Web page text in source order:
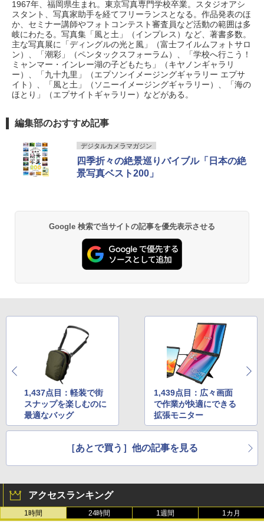
1967年、福岡県生まれ。東京写真専門学校卒業。スタジオアシ
スタント、写真家助手を経てフリーランスとなる。作品発表のほ
か、セミナー講師やフォトコンテスト審査員など活動の範囲は多
岐にわたる。写真集「風と土」（インプレス）など、著書多数。
主な写真展に「ディングルの光と風」（富士フイルムフォトサロ
ン）、「潮彩」（ペンタックスフォーラム）、「学校へ行こう！
ミャンマー・インレー湖の子どもたち」（キヤノンギャラリ
ー）、「九十九里」（エプソンイメージングギャラリー エプサ
イト）、「風と土」（ソニーイメージングギャラリー）、「海の
ほとり」（エプサイトギャラリー）などがある。
編集部のおすすめ記事
デジタルカメラマガジン
四季折々の絶景巡りバイブル「日本の絶
景写真ベスト200」
Google 検索で当サイトの記事を優先表示させる
1,437点目：軽装で街
スナップを楽しむのに
最適なバッグ
1,439点目：広々画面
で作業が快適にできる
拡張モニター
［あとで買う］他の記事を見る
アクセスランキング
1時間 24時間 1週間 1カ月